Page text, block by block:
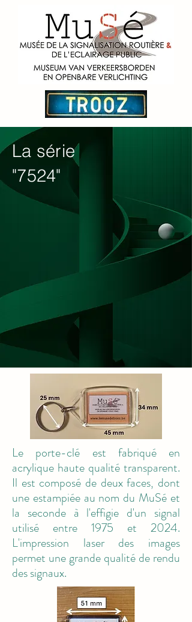
La série
"7524"
Le porte-clé est fabriqué en
acrylique haute qualité transparent.
Il est composé de deux faces, dont
une estampiée au nom du MuSé et
la seconde à l'effigie d'un signal
utilisé entre 1975 et 2024.
L'impression laser des images
permet une grande qualité de rendu
des signaux.